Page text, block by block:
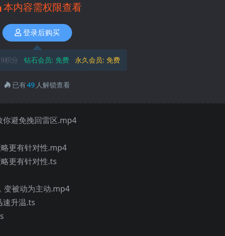
本内容需权限查看
登录后购买
积分 钻石会员: 免费 永久会员: 免费
已有49 人解锁查看
你避免挽回雷区.mp4
更有针对性.mp4
更有针对性.ts
变被动为主动.mp4
速升温.ts